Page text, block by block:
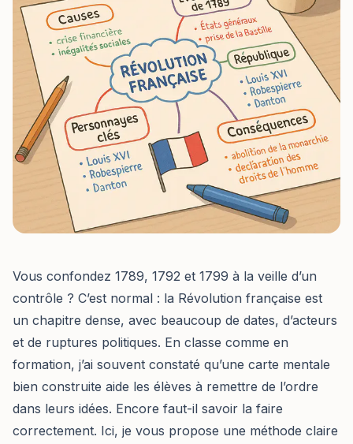
Vous confondez 1789, 1792 et 1799 à la veille d’un
contrôle ? C’est normal : la Révolution française est
un chapitre dense, avec beaucoup de dates, d’acteurs
et de ruptures politiques. En classe comme en
formation, j’ai souvent constaté qu’une carte mentale
bien construite aide les élèves à remettre de l’ordre
dans leurs idées. Encore faut-il savoir la faire
correctement. Ici, je vous propose une méthode claire